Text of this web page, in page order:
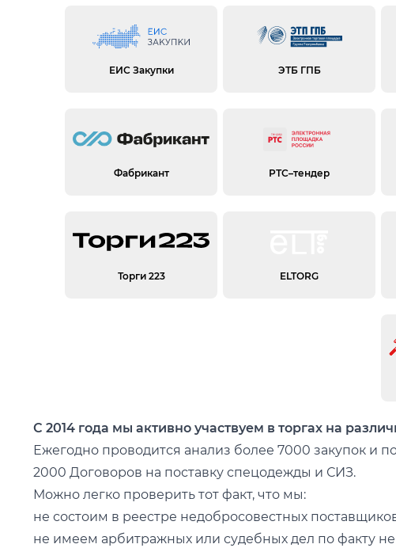
ЕИС Закупки ЭТБ ГПБ
Фабрикант РТС–тендер
Торги 223 ELTORG
С 2014 года мы активно участвуем в торгах на
Ежегодно проводится анализ более 7000 закупок и
2000 Договоров на поставку спецодежды и СИЗ.
Можно легко проверить тот факт, что мы:
не состоим в реестре недобросовестных
не имеем арбитражных или судебных дел по факту